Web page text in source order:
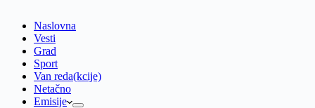
Naslovna
Vesti
Grad
Sport
Van reda(kcije)
Netačno
Emisije